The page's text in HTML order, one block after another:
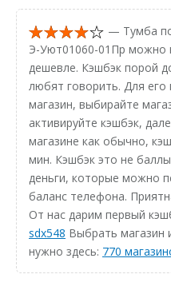
— Тумба
Э-Уют01060-01Пр можно
дешевле. Кэшбэк порой
любят говорить. Для
магазин, выбирайте
активируйте кэшбэк,
магазине как обычно,
мин. Кэшбэк это не
деньги, которые можно
баланс телефона.
От нас дарим первый
sdx548 Выбрать магазин
нужно здесь: 770